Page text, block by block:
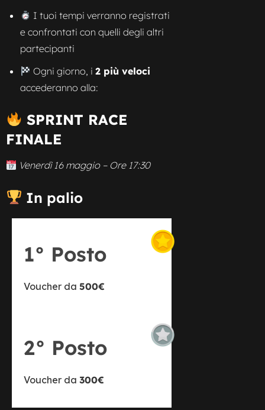
I tuoi tempi verranno registrati
e confrontati con quelli degli altri
partecipanti
Ogni giorno, i2 più veloci
accederanno alla:
SPRINT RACE
FINALE
Venerdì 16 maggio – Ore 17:30
In palio
1° Posto
Voucher da 500€
2° Posto
Voucher da 300€